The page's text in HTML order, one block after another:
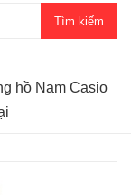
Tìm kiếm
hồ Nam Casio